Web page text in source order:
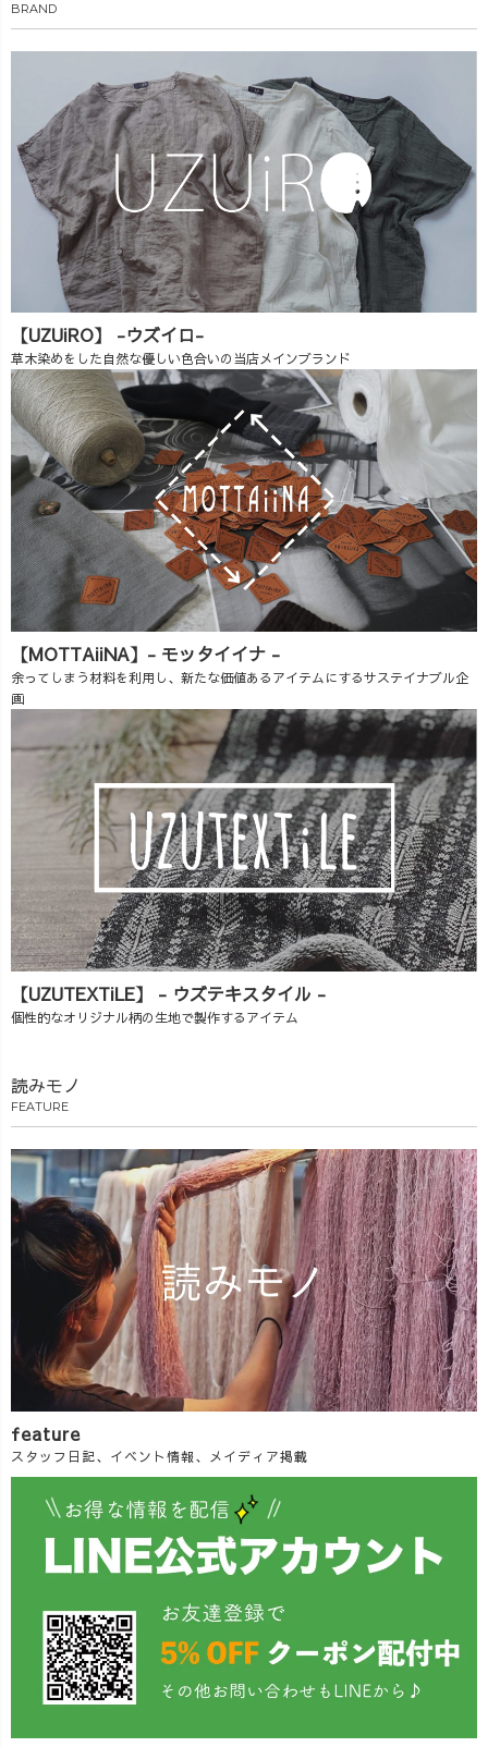
BRAND
【UZUiRO】 -ウズイロ-
草木染めをした自然な優しい色合いの当店メインブランド
【MOTTAiiNA】- モッタイイナ -
余ってしまう材料を利用し、新たな価値あるアイテムにするサステイナブル企
画
【UZUTEXTiLE】 - ウズテキスタイル -
個性的なオリジナル柄の生地で製作するアイテム
読みモノ
FEATURE
feature
スタッフ日記、イベント情報、メイディア掲載